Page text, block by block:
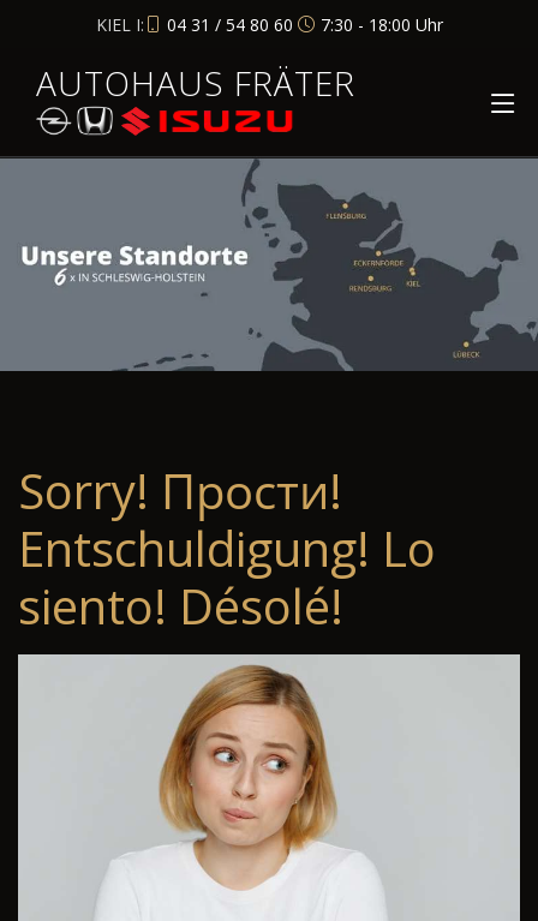
KIEL I: 04 31 / 54 80 60 7:30 - 18:00 Uhr
AUTOHAUS FRÄTER
Sorry! Прости!
Entschuldigung! Lo
siento! Désolé!